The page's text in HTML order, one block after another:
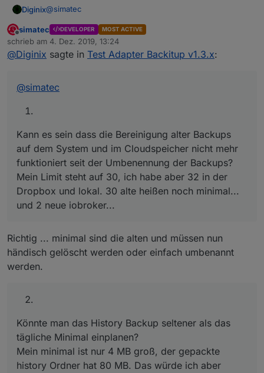
Diginix@simatec
Kann es sein dass die Bereinigung alter Backups auf
dem System und im Cloudspeicher nicht mehr
lokal. 30 alte heißen noch minimal... und 2 neue
tägliche Minimal einplanen?
Offline
simatec DEVELOPER MOST ACTIVE
schrieb am 4. Dez. 2019, 13:24
zuletzt editiert von
@Diginix sagte in Test Adapter Backitup v1.3.x:
@simatec
Kann es sein dass die Bereinigung alter Backups
auf dem System und im Cloudspeicher nicht mehr
funktioniert seit der Umbenennung der Backups?
Mein Limit steht auf 30, ich habe aber 32 in der
Dropbox und lokal. 30 alte heißen noch minimal...
und 2 neue iobroker...
Richtig ... minimal sind die alten und müssen nun
händisch gelöscht werden oder einfach umbenannt
werden.
Könnte man das History Backup seltener als das
tägliche Minimal einplanen?
Mein minimal ist nur 4 MB groß, der gepackte
history Ordner hat 80 MB. Das würde ich aber